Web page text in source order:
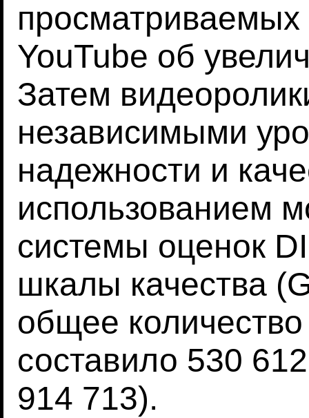
YouTube об
Затем
независимыми
надежности и
использованием
системы оценок
шкалы качества
общее
составило 530
914 713).